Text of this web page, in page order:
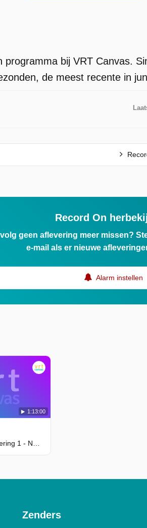
programma bij VRT Canvas.
de meest recente in
Record On
geen aflevering meer missen?
e-mail als er nieuwe
Alarm instellen
1:13:00
Zenders